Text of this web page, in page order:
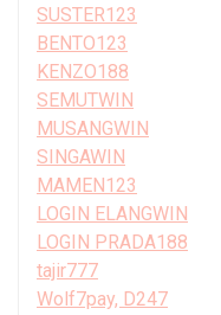
SUSTER123
BENTO123
KENZO188
SEMUTWIN
MUSANGWIN
SINGAWIN
MAMEN123
LOGIN ELANGWIN
LOGIN PRADA188
tajir777
Wolf7pay, D247